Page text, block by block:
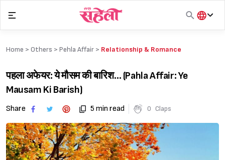
content
हिंदी
Home > Others > Pehla Affair > Relationship & Romance
पहला अफेयर: ये मौसम की बारिश… (Pahla Affair: Ye
Mausam Ki Barish)
Share 5 min read 0 Claps